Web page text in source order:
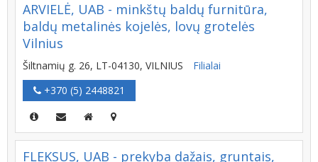
ARVIELĖ, UAB - minkštų baldų furnitūra,
baldų metalinės kojelės, lovų grotelės
Vilnius
Šiltnamių g. 26, LT-04130, VILNIUS
Filialai
+370 (5) 2448821
FLEKSUS, UAB - prekyba dažais, gruntais,